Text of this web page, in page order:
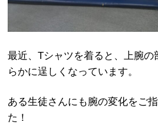
最近、Tシャツを着ると、上腕の
らかに逞しくなっています。
ある生徒さんにも腕の変化をご
た！